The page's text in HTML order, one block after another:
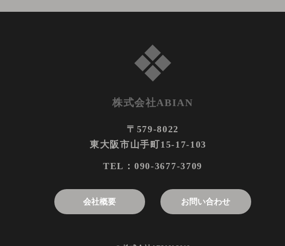
株式会社ABIAN
〒579-8022
東大阪市山手町15-17-103
TEL： 090-3677-3709
会社概要 お問い合わせ